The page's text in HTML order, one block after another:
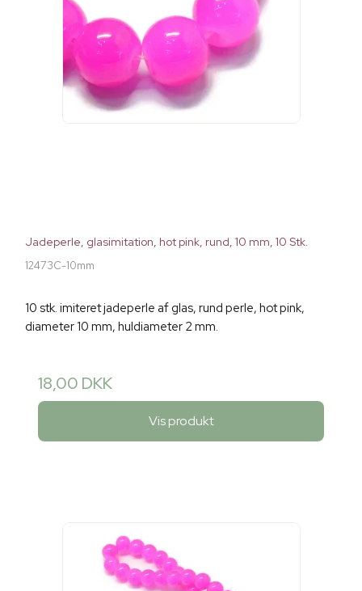
Jadeperle, glasimitation, hot pink, rund, 10 mm, 10 Stk.
12473C-10mm
10 stk. imiteret jadeperle af glas, rund perle, hot pink,
diameter 10 mm, huldiameter 2 mm.
18,00 DKK
Vis produkt